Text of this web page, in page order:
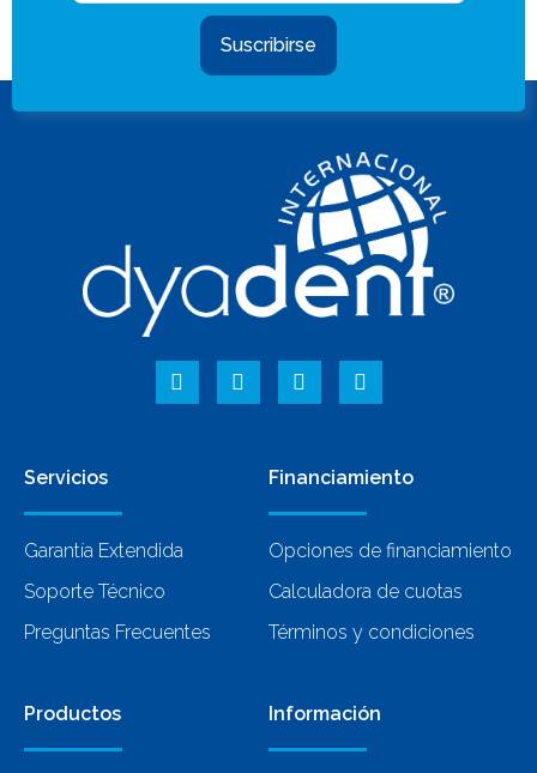
Suscribirse
Servicios
Garantía Extendida
Soporte Técnico
Preguntas Frecuentes
Financiamiento
Opciones de financiamiento
Calculadora de cuotas
Términos y condiciones
Productos Información